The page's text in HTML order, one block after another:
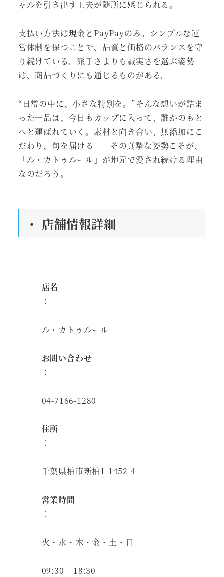
ャルを引き出す工夫が随所に感じられる。
支払い方法は現金とPayPayのみ。シンプルな運
営体制を保つことで、品質と価格のバランスを守
り続けている。派手さよりも誠実さを選ぶ姿勢
は、商品づくりにも通じるものがある。
“日常の中に、小さな特別を。”そんな想いが詰ま
った一品は、今日もカップに入って、誰かのもと
へと運ばれていく。素材と向き合い、無添加にこ
だわり、旬を届ける――その真摯な姿勢こそが、
「ル・カトゥルール」が地元で愛され続ける理由
なのだろう。
・ 店舗情報詳細
店名
：
ル・カトゥルール
お問い合わせ
：
04-7166-1280
住所
：
千葉県柏市新柏1-1452-4
営業時間
：
火・水・木・金・土・日
09:30 – 18:30